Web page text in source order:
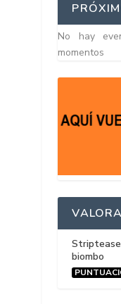
No hay
momentos
biombo